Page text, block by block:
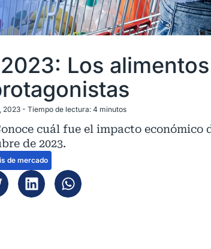
Los
2023 - Tiempo de lectura: 4 minutos
cuál fue el impacto económico
de 2023.
de mercado